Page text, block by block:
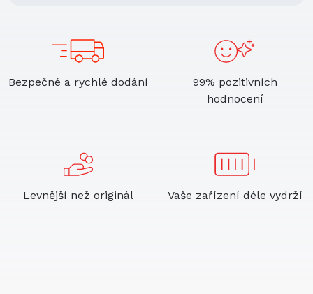
Bezpečné a rychlé dodání
99% pozitivních
hodnocení
Levnější než originál Vaše zařízení déle vydrží